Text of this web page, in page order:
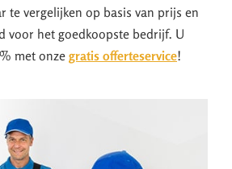
te vergelijken op basis van prijs en
voor het goedkoopste bedrijf. U
met onze gratis offerteservice!